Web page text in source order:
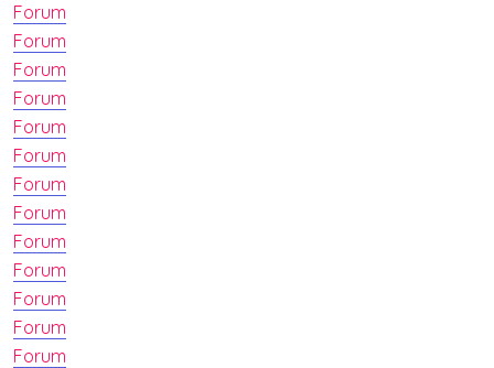
Forum
Forum
Forum
Forum
Forum
Forum
Forum
Forum
Forum
Forum
Forum
Forum
Forum